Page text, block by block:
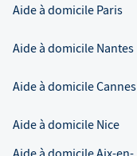
Aide à domicile Paris
Aide à domicile Nantes
Aide à domicileCannes
Aide à domicile Nice